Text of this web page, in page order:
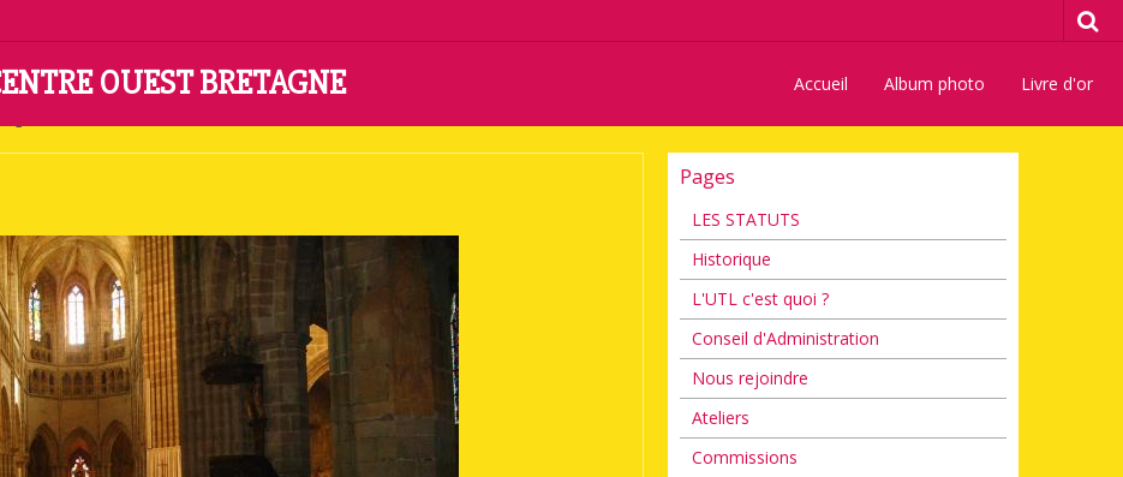
OUEST BRETAGNE Accueil Album photo Livre d'or
Pages
LES STATUTS
Historique
L'UTL c'est quoi ?
Conseil d'Administration
Nous rejoindre
Ateliers
Commissions